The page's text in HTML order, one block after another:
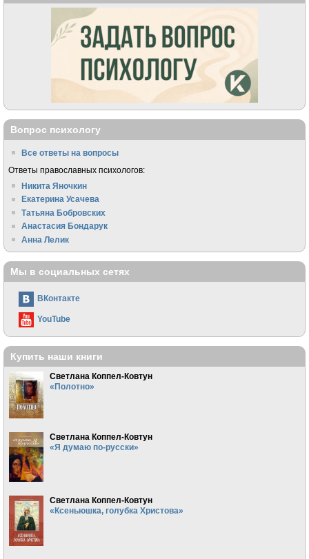
Вопрос психологу
Все ответы на вопросы
Ответы православных психологов:
Никита Яночкин
Екатерина Усачева
Татьяна Бобровских
Анастасия Бондарук
Анна Лелик
Мы в социальных сетях
ВКонтакте
YouTube
Купить наши книги
Светлана Коппел-Ковтун
«Полотно»
Светлана Коппел-Ковтун
«Я думаю по-русски»
Светлана Коппел-Ковтун
«Ксеньюшка, голубка Христова»